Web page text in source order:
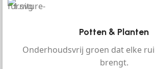
Potten & Planten
Onderhoudsvrij groen dat elke
brengt.